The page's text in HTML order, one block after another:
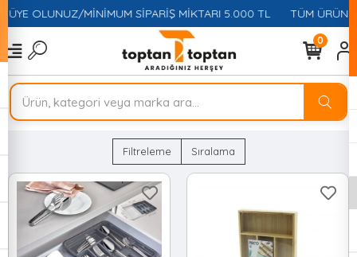
OLUNUZ/MİNİMUM SİPARİŞ MİKTARI 5.000 TL TÜM
0
Filtreleme Sıralama